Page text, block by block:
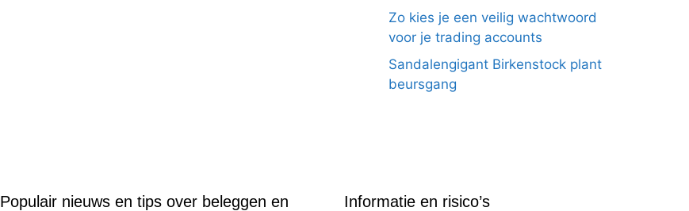
Zo kies je een veilig wachtwoord
voor je trading accounts
Sandalengigant Birkenstock plant
beursgang
Populair nieuws en tips over beleggen en
Informatie en risico’s